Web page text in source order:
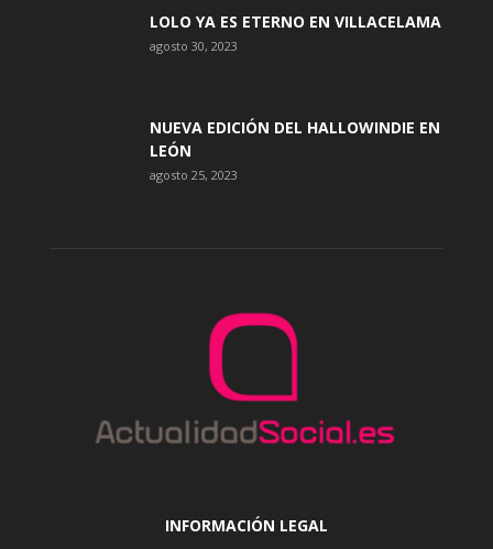
LOLO YA ES ETERNO EN VILLACELAMA
agosto 30, 2023
NUEVA EDICIÓN DEL HALLOWINDIE EN
LEÓN
agosto 25, 2023
INFORMACIÓN LEGAL